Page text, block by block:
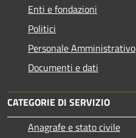
Enti e fondazioni
Politici
Personale Amministrativo
Documenti e dati
CATEGORIE DI SERVIZIO
Anagrafe e stato civile